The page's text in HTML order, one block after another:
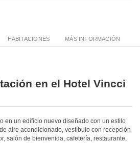
HABITACIONES MÁS INFORMACIÓN
en el Hotel Vincci
en un edificio nuevo diseñado con un estilo
aire acondicionado, vestíbulo con recepción
salón de bienvenida, cafetería, restaurante,